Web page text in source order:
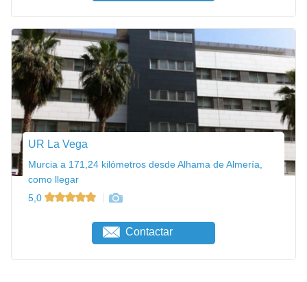
UR La Vega
Murcia a 171,24 kilómetros desde Alhama de Almería,
como llegar
5,0
Contactar